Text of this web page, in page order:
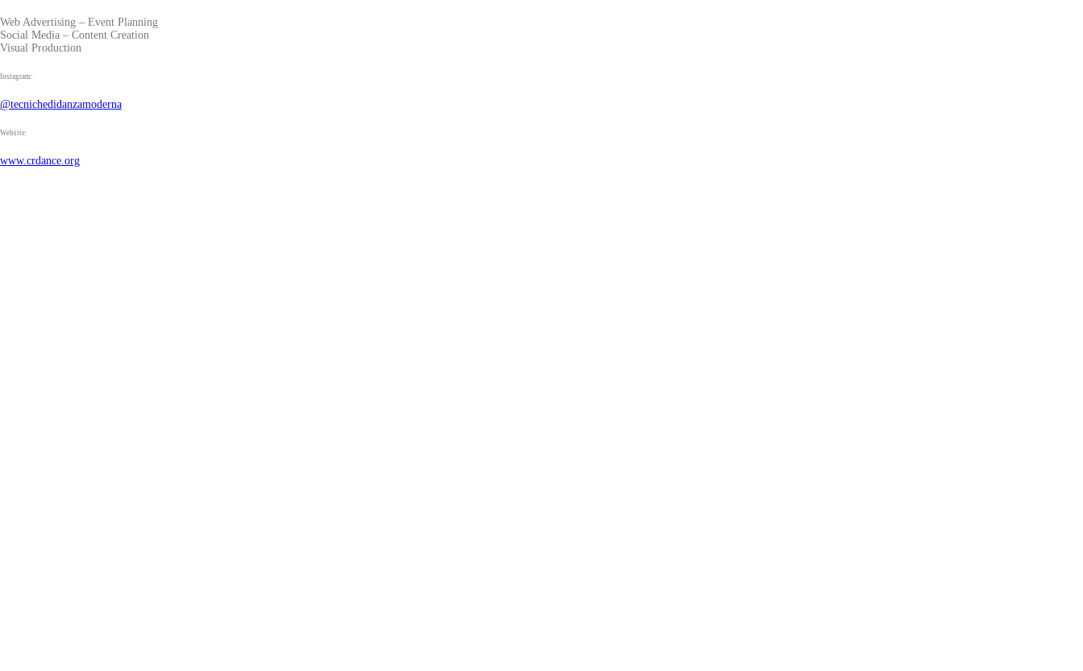
Web Advertising – Event Planning
Social Media – Content Creation
Visual Production
Instagram:
@tecnichedidanzamoderna
Website:
www.crdance.org